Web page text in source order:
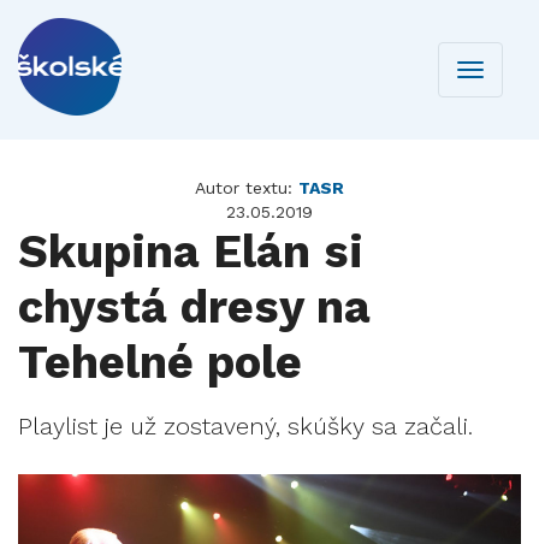
Toggle
Autor textu: TASR
23.05.2019
Skupina Elán si
chystá dresy na
Tehelné pole
Playlist je už zostavený, skúšky sa začali.